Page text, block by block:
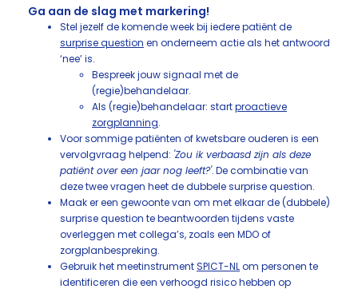
Ga aan de slag met markering!
Stel jezelf de komende week bij iedere patiënt de
surprise question en onderneem actie als het antwoord
‘nee’ is.
Bespreek jouw signaal met de
(regie)behandelaar.
Als (regie)behandelaar: startproactieve
zorgplanning.
Voor sommige patiënten of kwetsbare ouderen is een
vervolgvraag helpend: 'Zou ik verbaasd zijn als deze
patiënt over een jaar nog leeft?'. De combinatie van
deze twee vragen heet de dubbele surprise question.
Maak er een gewoonte van om met elkaar de (dubbele)
surprise question te beantwoorden tijdens vaste
overleggen met collega’s, zoals een MDO of
zorgplanbespreking.
Gebruik het meetinstrumentSPICT-NLom personen te
identificeren die een verhoogd risico hebben op